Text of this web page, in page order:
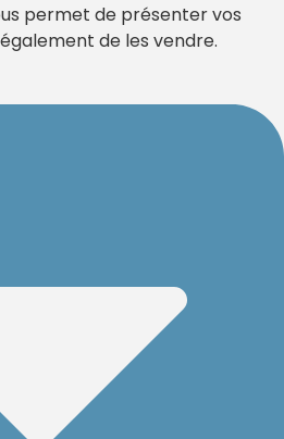
permet de présenter vos
de les vendre.